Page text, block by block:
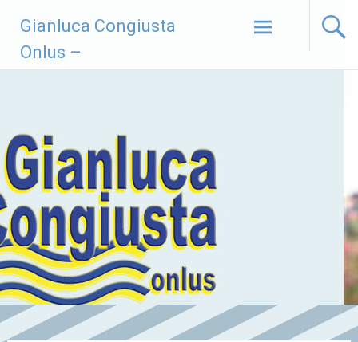
contenuto
Gianluca Congiusta
Onlus –